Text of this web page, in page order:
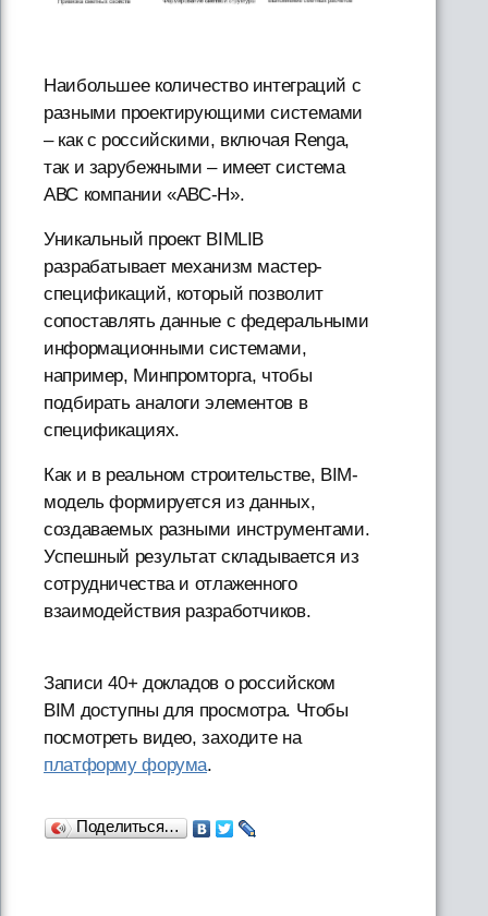
Наибольшее количество интеграций с
разными проектирующими системами
– как c российскими, включая Renga,
так и зарубежными – имеет система
АВС компании «АВС-Н».
Уникальный проект BIMLIB
разрабатывает механизм мастер-
спецификаций, который позволит
сопоставлять данные с федеральными
информационными системами,
например, Минпромторга, чтобы
подбирать аналоги элементов в
спецификациях.
Как и в реальном строительстве, BIM-
модель формируется из данных,
создаваемых разными инструментами.
Успешный результат складывается из
сотрудничества и отлаженного
взаимодействия разработчиков.
Записи 40+ докладов о российском
BIM доступны для просмотра. Чтобы
посмотреть видео, заходите на
платформу форума.
Поделиться…